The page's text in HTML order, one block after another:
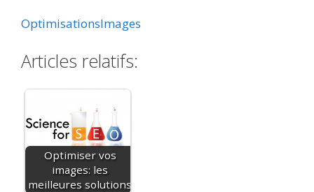
OptimisationsImages
Articles relatifs:
Optimiser vos
images: les
meilleures solutions